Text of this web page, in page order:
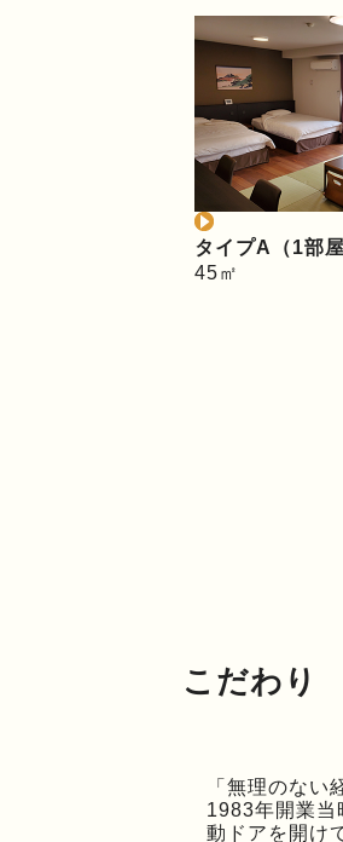
タイプA（1部屋
45㎡
こだわり
「無理のな
1983年開業当
動ドアを開け